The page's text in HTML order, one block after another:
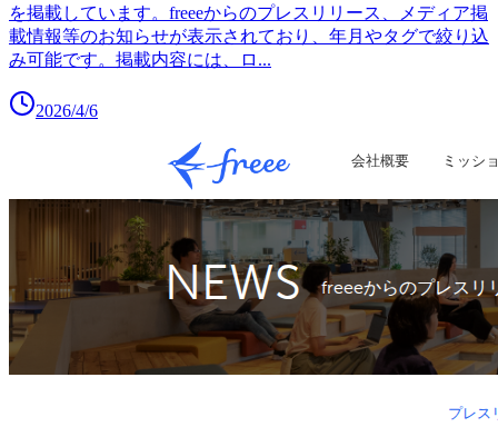
を掲載しています。freeeからのプレスリリース、メディア掲
載情報等のお知らせが表示されており、年月やタグで絞り込
み可能です。掲載内容には、ロ ...
2026/4/6